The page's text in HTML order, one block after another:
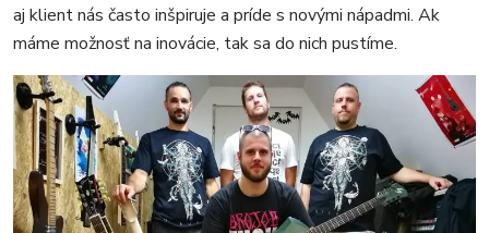
aj klient nás často inšpiruje a príde s novými nápadmi. Ak
máme možnosť na inovácie, tak sa do nich pustíme.